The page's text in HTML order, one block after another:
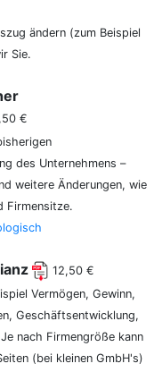
ändern (zum Beispiel
Sie.
€
des Unternehmens –
weitere Änderungen, wie
Firmensitze.
12,50 €
Vermögen, Gewinn,
Geschäftsentwicklung,
nach Firmengröße kann
(bei kleinen GmbH's)